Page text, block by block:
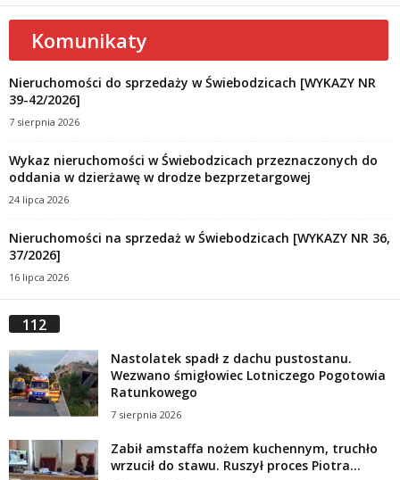
Komunikaty
Nieruchomości do sprzedaży w Świebodzicach [WYKAZY NR
39-42/2026]
7 sierpnia 2026
Wykaz nieruchomości w Świebodzicach przeznaczonych do
oddania w dzierżawę w drodze bezprzetargowej
24 lipca 2026
Nieruchomości na sprzedaż w Świebodzicach [WYKAZY NR 36,
37/2026]
16 lipca 2026
112
Nastolatek spadł z dachu pustostanu.
Wezwano śmigłowiec Lotniczego Pogotowia
Ratunkowego
7 sierpnia 2026
Zabił amstaffa nożem kuchennym, truchło
wrzucił do stawu. Ruszył proces Piotra...